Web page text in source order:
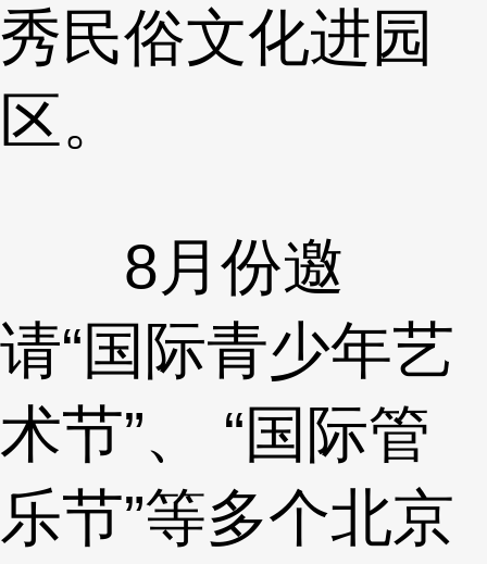
秀民俗文化进园
区。
8月份邀
请“国际青少年艺
术节”、 “国际管
乐节”等多个北京